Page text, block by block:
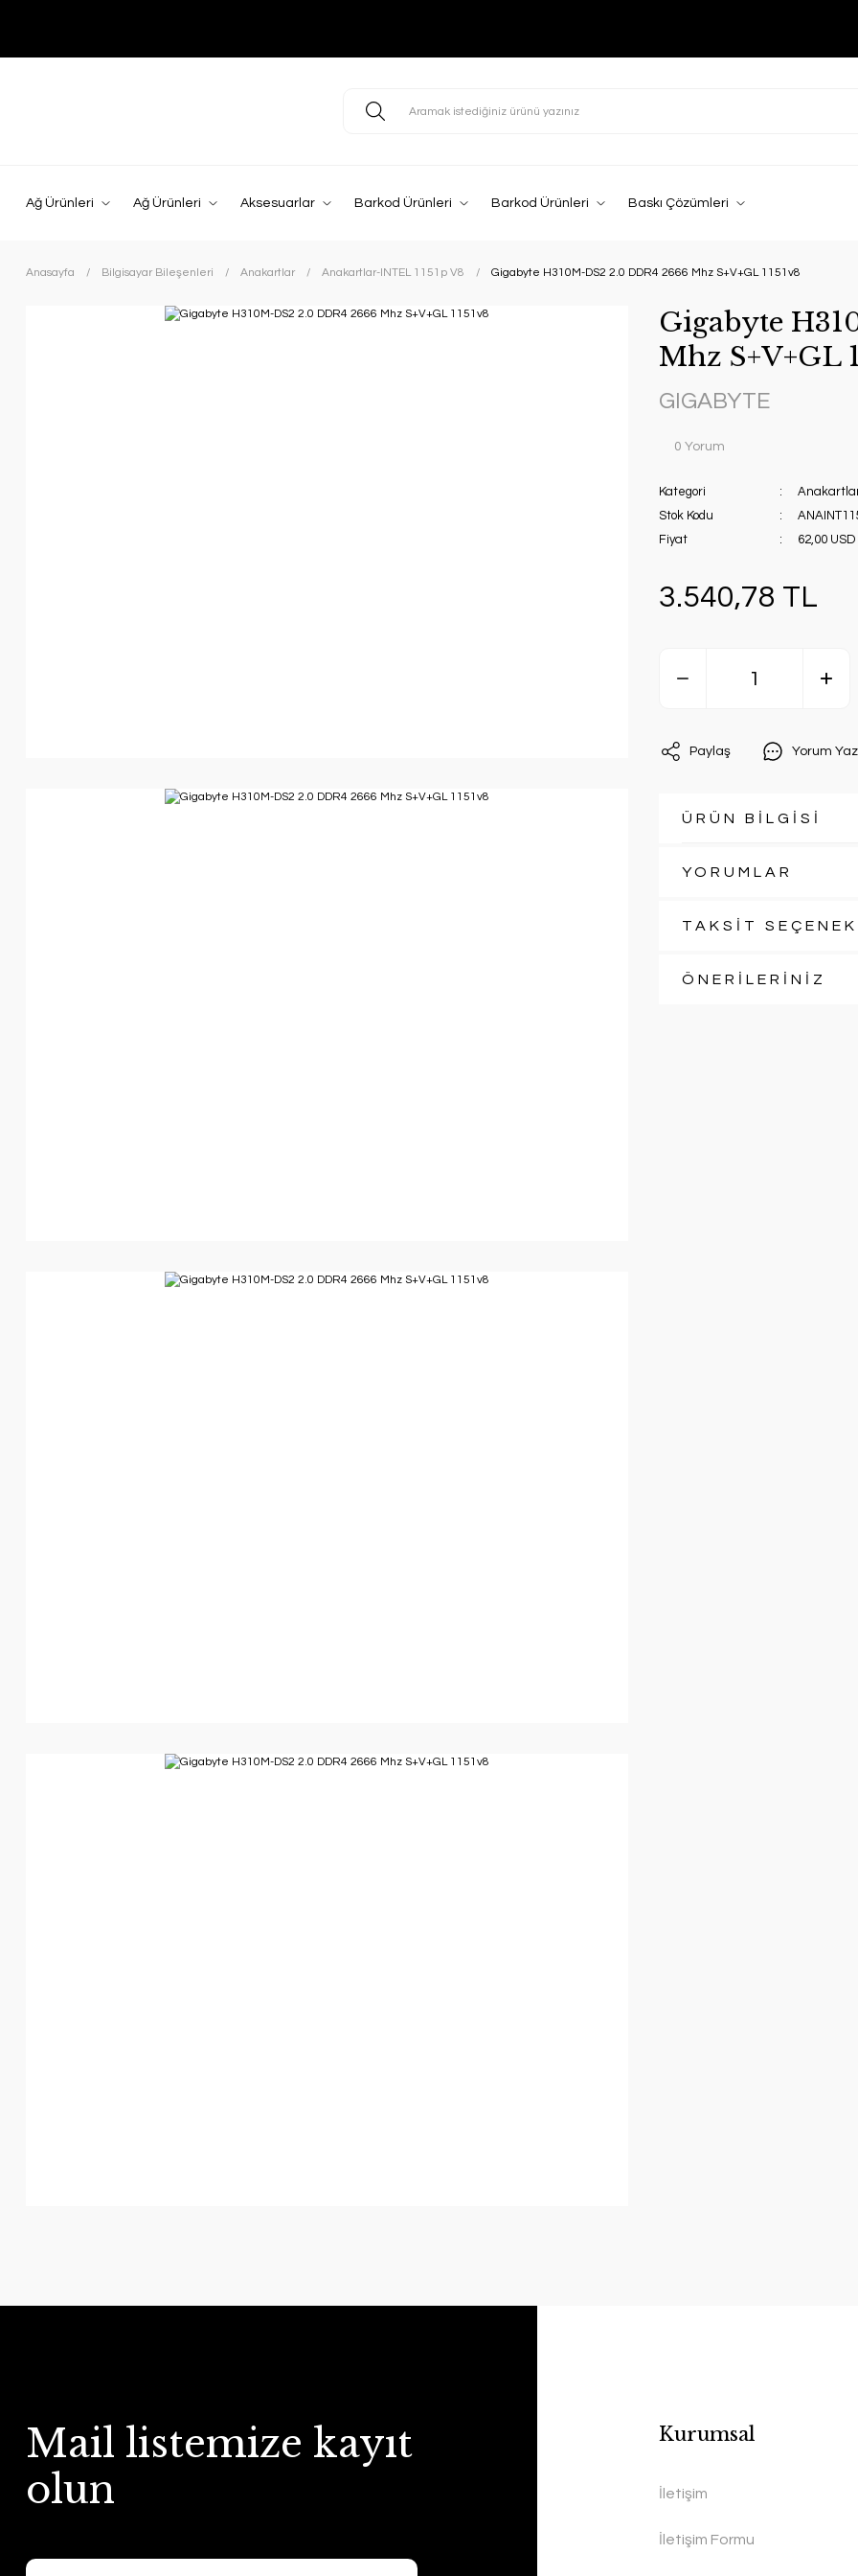
Ağ Ürünleri Ağ Ürünleri Aksesuarlar Barkod Ürünleri Barkod Ürünleri Baskı Çözümleri
Anasayfa Bilgisayar Bileşenleri Anakartlar Anakartlar-INTEL 1151p V8 Gigabyte H310M-DS2 2.0 DDR4 2666 Mhz S+V+GL 1151v8
Gigabyte
Mhz S+V+GL
GIGABYTE
0 Yorum
Kategori
Stok Kodu
Fiyat
62,00
3.540,78 TL
Paylaş Yorum Yaz
ÜRÜN BİLGİSİ
YORUMLAR
TAKSİT
ÖNERİLERİNİZ
Mail listemize kayıt
olun
Kurumsal
İletişim
İletişim Formu